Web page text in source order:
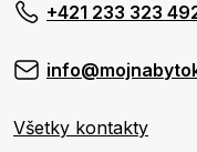
+421 233 323
Všetky kontakty